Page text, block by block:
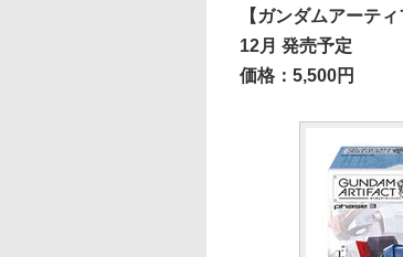
【ガンダムアーテ
12月 発売予定
価格：5,500円